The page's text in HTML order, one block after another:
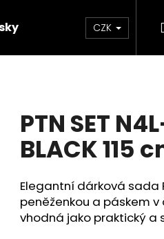
Doplňky
CZK
PTN SET
BLACK 115
Elegantní dárková sada
peněženkou a páskem
vhodná jako praktický a